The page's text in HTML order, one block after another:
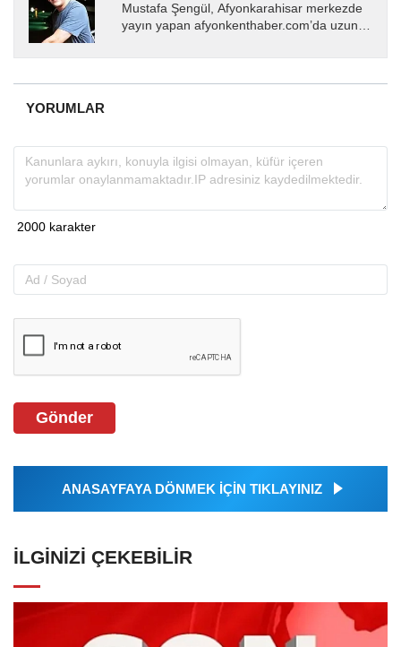
Mustafa Şengül, Afyonkarahisar merkezde
yayın yapan afyonkenthaber.com’da uzun
almakta, haber akışı...
YORUMLAR
Gönder
ANASAYFAYA DÖNMEK İÇİN TIKLAYINIZ
İLGINIZI ÇEKEBILIR